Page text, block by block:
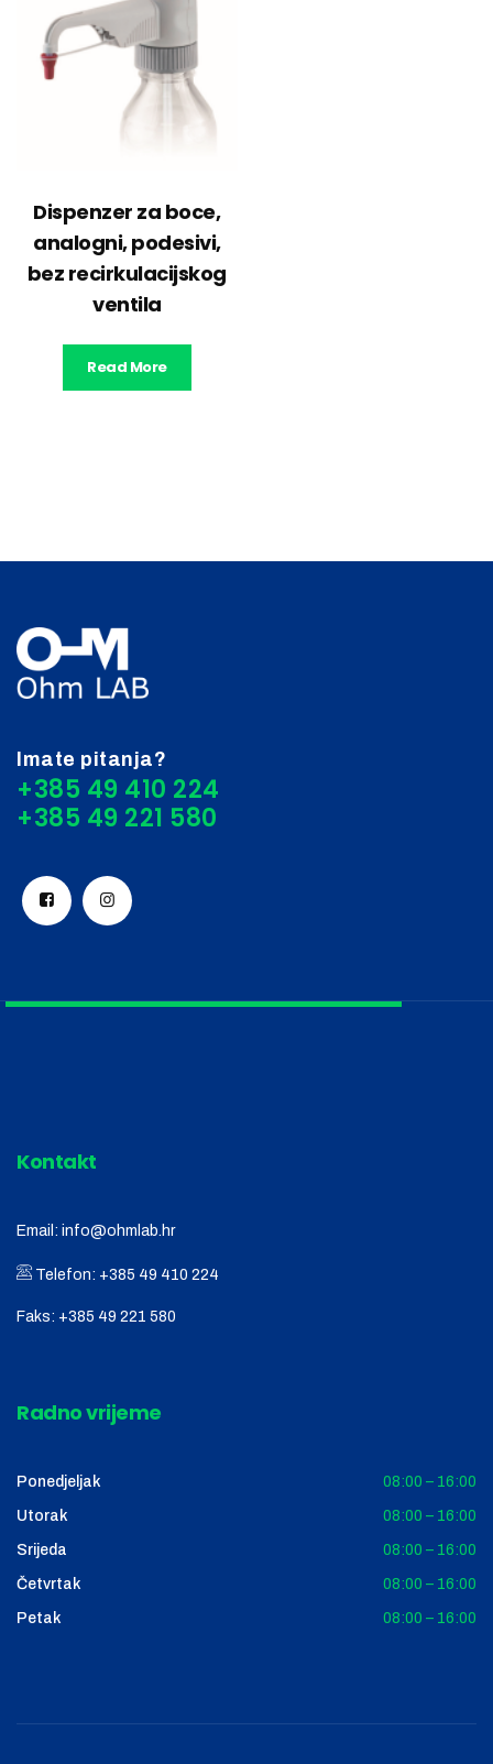
Dispenzer za boce,
analogni, podesivi,
bez recirkulacijskog
ventila
Read More
Imate pitanja?
+385 49 410 224
Kontakt
Email: info@ohmlab.hr
Telefon: +385 49 410 224
Faks: +385 49 221 580
Radno vrijeme
Ponedjeljak 08:00 – 16:00
Utorak 08:00 – 16:00
Srijeda 08:00 – 16:00
Četvrtak 08:00 – 16:00
Petak 08:00 – 16:00